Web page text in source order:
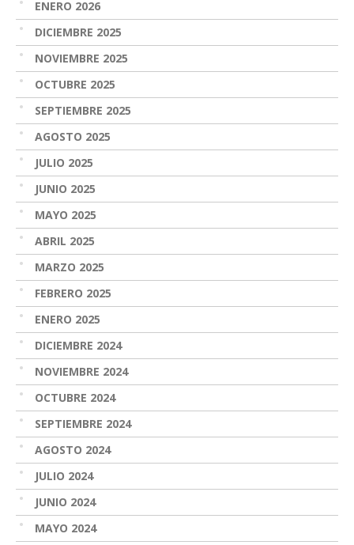
ENERO 2026
DICIEMBRE 2025
NOVIEMBRE 2025
OCTUBRE 2025
SEPTIEMBRE 2025
AGOSTO 2025
JULIO 2025
JUNIO 2025
MAYO 2025
ABRIL 2025
MARZO 2025
FEBRERO 2025
ENERO 2025
DICIEMBRE 2024
NOVIEMBRE 2024
OCTUBRE 2024
SEPTIEMBRE 2024
AGOSTO 2024
JULIO 2024
JUNIO 2024
MAYO 2024